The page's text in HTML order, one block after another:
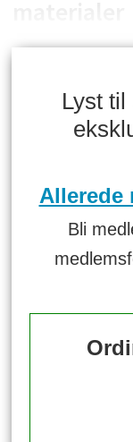
Lyst
Allerede
Bli